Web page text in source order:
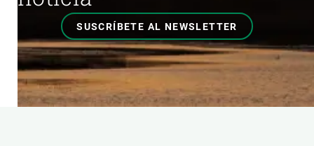
SUSCRÍBETE AL NEWSLETTER